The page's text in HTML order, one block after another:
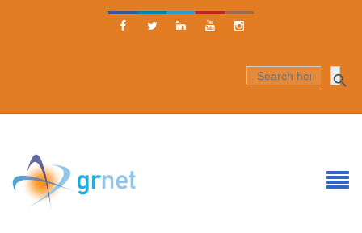
    